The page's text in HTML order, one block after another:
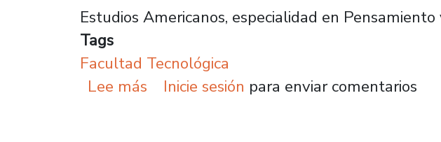
Estudios Americanos, especialidad en
Tags
Facultad Tecnológica
Lee más sobre Académica impulsa el “Diseño
Inicie sesión para enviar comentarios